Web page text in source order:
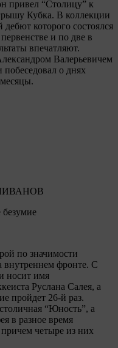
“Столицу” к
Кубка. В коллекции
дебют которого состоялся
и по две в
впечатляют.
Валерьевичем
о днях
безумие
по значимости
фронте. C
носит имя
Руслана Салея, а
пройдет 26-й раз.
“Юность”, а
в разное время
четыре из них